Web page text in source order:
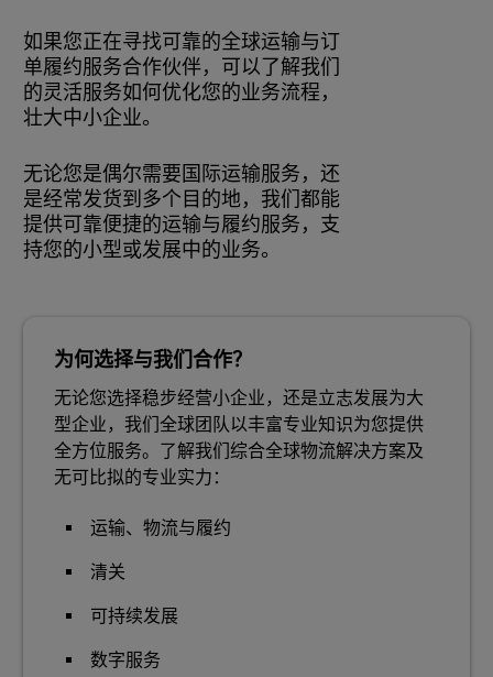
如果您正在寻找可靠的全球运输与订
单履约服务合作伙伴，可以了解我们
的灵活服务如何优化您的业务流程，
壮大中小企业。
无论您是偶尔需要国际运输服务，还
是经常发货到多个目的地，我们都能
提供可靠便捷的运输与履约服务，支
持您的小型或发展中的业务。
为何选择与我们合作？
无论您选择稳步经营小企业，还是立志发展为大
型企业，我们全球团队以丰富专业知识为您提供
全方位服务。了解我们综合全球物流解决方案及
无可比拟的专业实力：
运输、物流与履约
清关
可持续发展
数字服务